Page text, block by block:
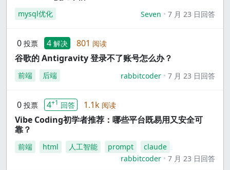
mysql优化 Seven 7 月 23 日回答
0 投票 4 解决 801 阅读
谷歌的 Antigravity 登录不了账号怎么办？
前端 后端 rabbitcoder 7 月 23 日回答
0 投票 4+1 回答 1.1k 阅读
Vibe Coding初学者推荐：哪些平台既易用又安全可
靠？
前端 html 人工智能 prompt
claude
rabbitcoder
7 月 23 日回答